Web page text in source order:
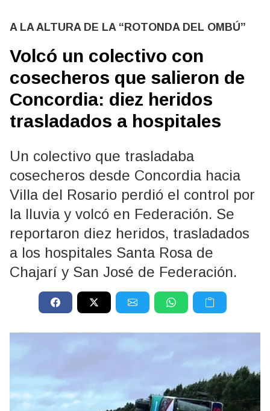
A LA ALTURA DE LA “ROTONDA DEL OMBÚ”
Volcó un colectivo con
cosecheros que salieron de
Concordia: diez heridos
trasladados a hospitales
Un colectivo que trasladaba
cosecheros desde Concordia hacia
Villa del Rosario perdió el control por
la lluvia y volcó en Federación. Se
reportaron diez heridos, trasladados
a los hospitales Santa Rosa de
Chajarí y San José de Federación.